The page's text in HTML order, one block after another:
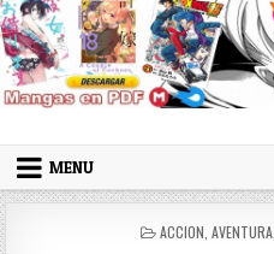
Skip to content
LexMangas
MENU
POSTED IN
ACCION AVENTURA,